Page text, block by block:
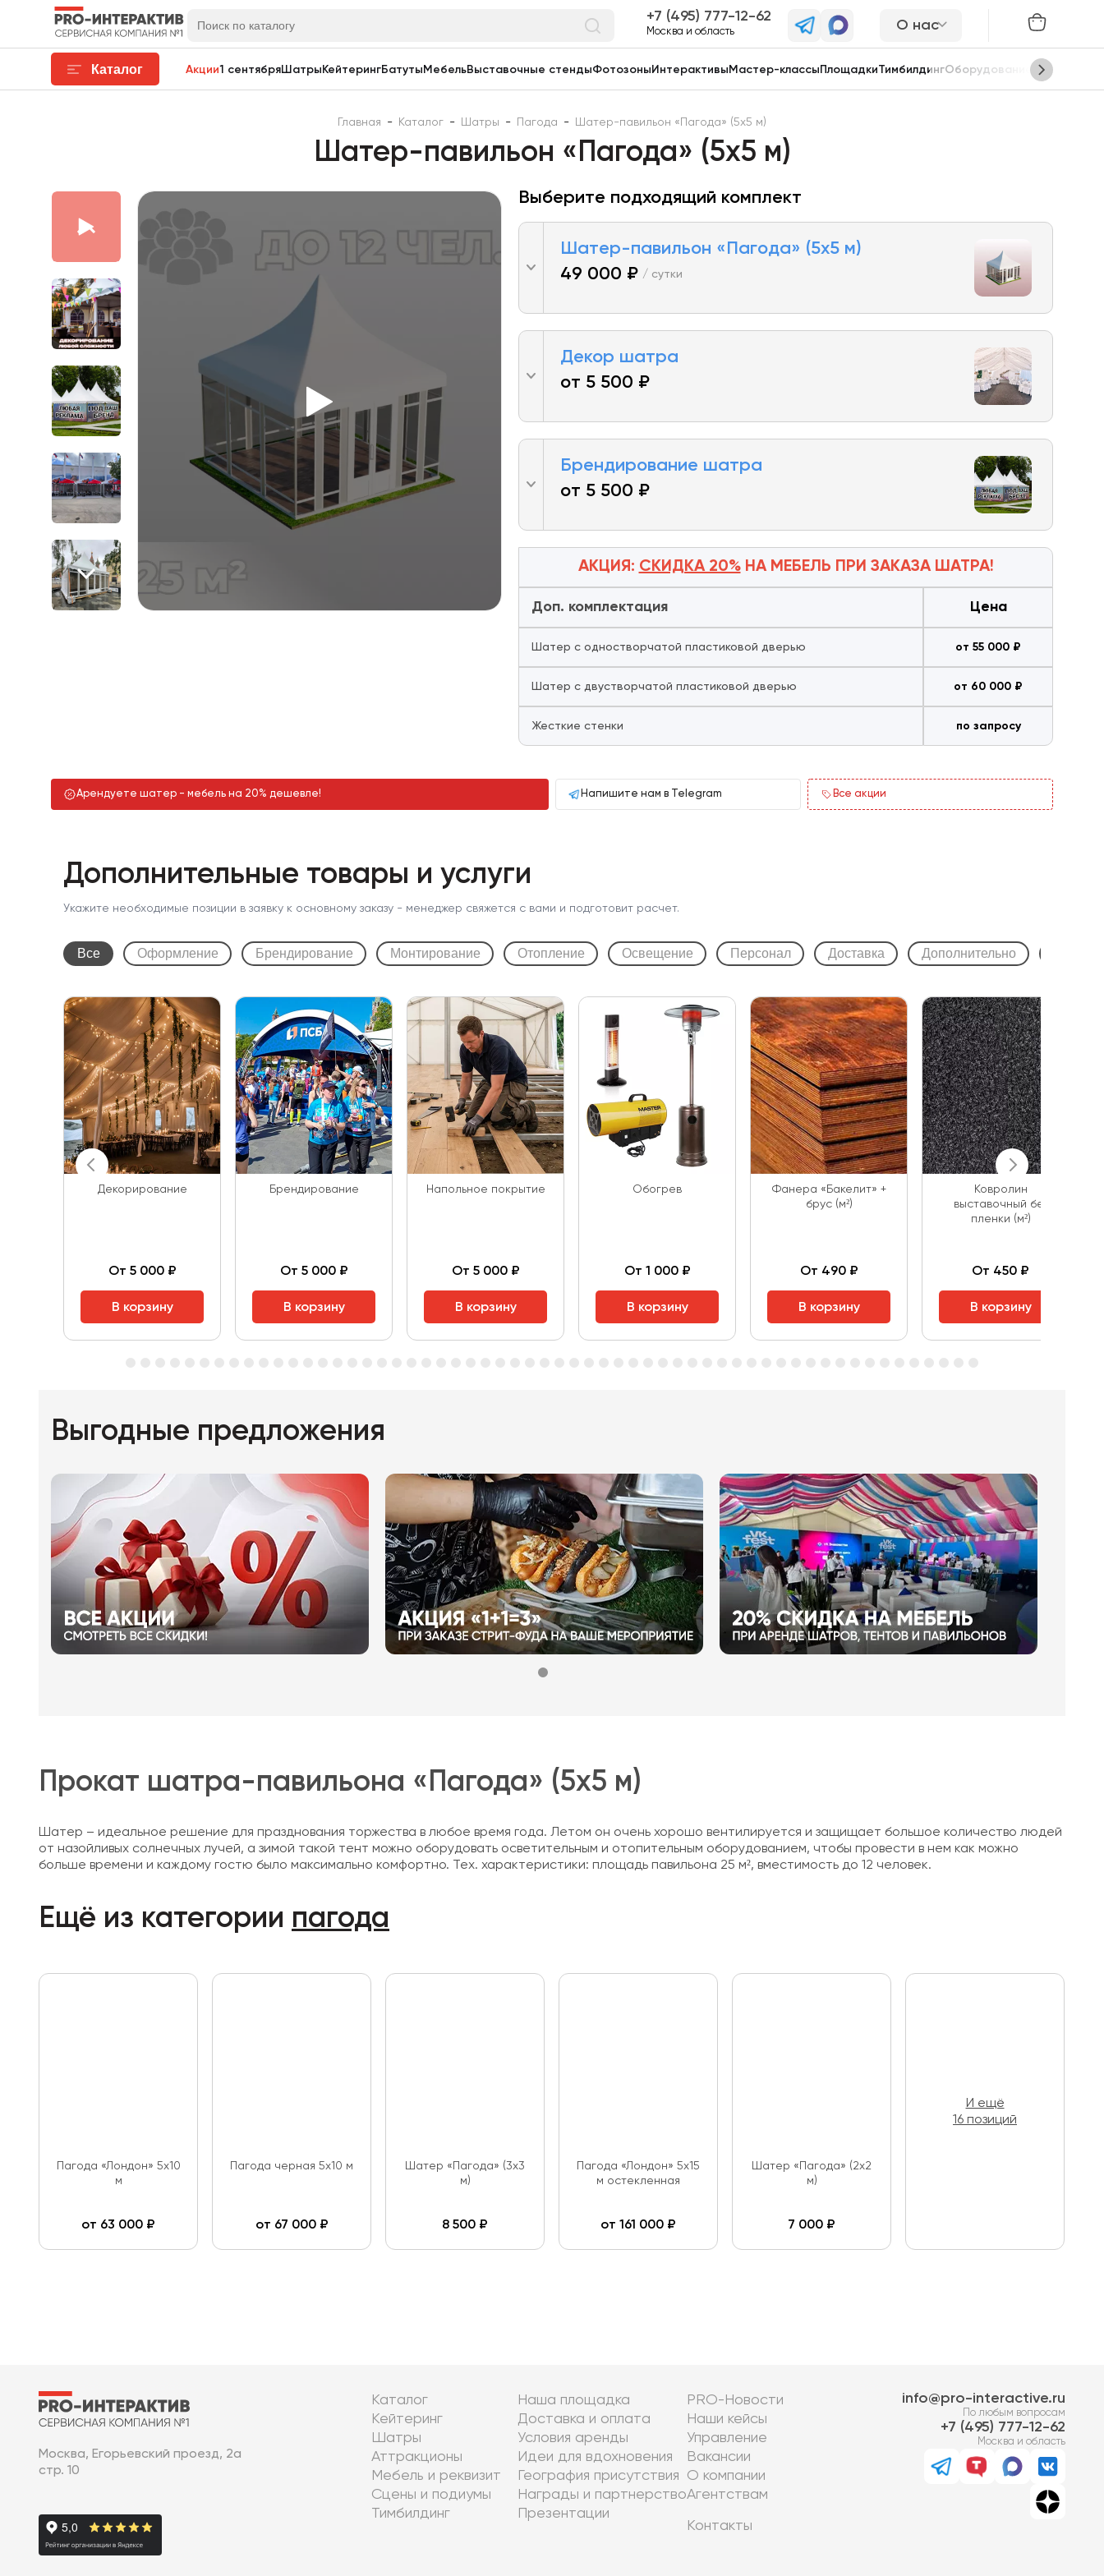
7 (495) 777-12-62
Москва и область О нас
Каталог Акции1 сентябряШатры КейтерингБатуты МебельВыставочные стендыФотозоны Интерактивы Мастер-классы ПлощадкиТимбилдингОборудование Сцены
Главная - Каталог - Шатры - Пагода - Шатер-павильон «Пагода» (5х5 м)
Шатер-павильон «Пагода» (5х5 м)
Выберите подходящий комплект
Шатер-павильон «Пагода» (5х5 м)
49 000 ₽ / сутки
Декор шатра
от 5 500 ₽
Брендирование шатра
от 5 500 ₽
АКЦИЯ: СКИДКА 20%НА МЕБЕЛЬ ПРИ ЗАКАЗА ШАТРА!
Доп. комплектация Цена
Шатер с одностворчатой пластиковой дверью от 55 000 ₽
Шатер с двустворчатой пластиковой дверью от 60 000 ₽
Жесткие стенки по запросу
Арендуете шатер - мебель на 20% дешевле! Напишите нам в Telegram Все акции
Дополнительные товары и услуги
Укажите необходимые позиции в заявку к основному заказу - менеджер свяжется с вами и подготовит расчет.
Все Оформление Брендирование Монтирование Отопление Освещение Персонал Доставка Дополнительно
Декорирование
От 5 000 ₽
В корзину
Брендирование
От 5 000 ₽
В корзину
Напольное покрытие
От 5 000 ₽
В корзину
Обогрев
От 1 000 ₽
В корзину
Фанера «Бакелит» +
брус (м²)
От 490 ₽
В корзину
Ковролин
выставочный без
пленки (м²)
От 450 ₽
В корзину
Выгодные предложения
Прокат шатра-павильона «Пагода» (5х5 м)
Шатер – идеальное решение для празднования торжества в любое время года. Летом он очень хорошо вентилируется и защищает большое количество людей
от назойливых солнечных лучей, а зимой такой тент можно оборудовать осветительным и отопительным оборудованием, чтобы провести в нем как можно
больше времени и каждому гостю было максимально комфортно. Тех. характеристики: площадь павильона 25 м², вместимость до 12 человек.
Ещё из категории пагода
Пагода «Лондон» 5х10
м
от 63 000 ₽
Пагода черная 5х10 м
от 67 000₽
Шатер «Пагода» (3х3
м)
8 500 ₽
Пагода «Лондон» 5х15
м остекленная
от 161 000 ₽
Шатер «Пагода» (2х2
м)
7 000 ₽
И ещё
16 позиций
Москва, Егорьевский проезд, 2а
стр. 10
Каталог
Кейтеринг
Шатры
Аттракционы
Мебель и реквизит
Сцены и подиумы
Тимбилдинг
Наша площадка
Доставка и оплата
Условия аренды
Идеи для вдохновения
География присутствия
Награды и партнерство
Презентации
PRO-Новости
Наши кейсы
Управление
Вакансии
О компании
Агентствам
Контакты
info@pro-interactive.ru
По любым вопросам
7 (495) 777-12-62
Москва и область